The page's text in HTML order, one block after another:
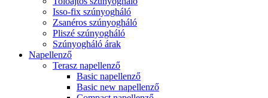
Isso-fix szúnyogháló
Zsanéros szúnyogháló
Pliszé szúnyogháló
Szúnyogháló árak
Napellenző
Terasz napellenző
Basic napellenző
Basic new napellenző